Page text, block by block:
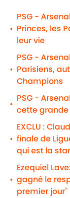
•
PSG -
Princes, les
leur vie
•
PSG -
Parisiens,
Champions
•
PSG -
cette grande
•
EXCLU :
finale de
qui est la
•
Ezequiel
gagné le
premier jour"